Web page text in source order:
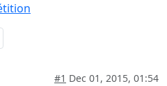
#1 Dec 01, 2015, 01:54